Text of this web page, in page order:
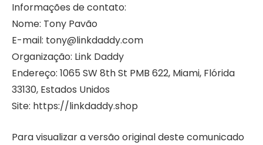
Informações de contato:
Nome: Tony Pavão
E-mail: tony@linkdaddy.com
Organização: Link Daddy
Endereço: 1065 SW 8th St PMB 622, Miami, Flórida
33130, Estados Unidos
Site: https://linkdaddy.shop
Para visualizar a versão original deste comunicado